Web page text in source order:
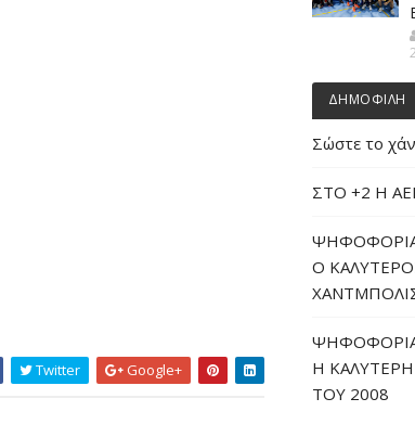
Twitter Google+
ΔΗΜΟΦΙΛΗ
Σώστε το
ΣΤΟ +2 Η
ΨΗΦΟΦΟΡΙΑ
O
ΨΗΦΟΦΟΡΙΑ
H
ΤΟΥ 2008